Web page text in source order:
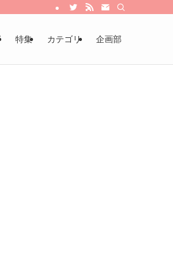
特集 カテゴリ 企画部